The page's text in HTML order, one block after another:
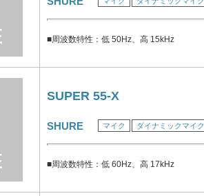
■周波数特性：低 50Hz、高 15kHz
SUPER 55-X
SHURE マイク ダイナミックマイク
■周波数特性：低 60Hz、高 17kHz